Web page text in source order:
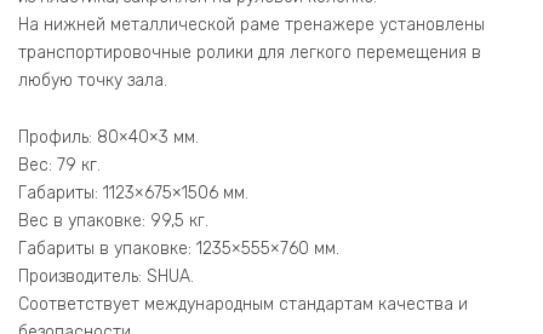
На нижней металлической раме тренажере установлены
транспортировочные ролики для легкого перемещения в
любую точку зала.
Профиль: 80×40×3 мм.
Вес: 79 кг.
Габариты: 1123×675×1506 мм.
Вес в упаковке: 99,5 кг.
Габариты в упаковке: 1235×555×760 мм.
Производитель: SHUA.
Соответствует международным стандартам качества и